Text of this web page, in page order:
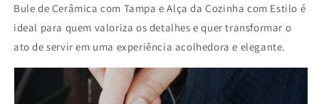
Bule de Cerâmica com Tampa e Alça da Cozinha com Estilo é
ideal para quem valoriza os detalhes e quer transformar o
ato de servir em uma experiência acolhedora e elegante.